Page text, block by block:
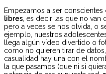
Empezamos a ser
libres , es decir las que no van
pero a veces se nos olvida, o
ejemplo, nuestros
llega algún vídeo divertido o
como no quieren tirar de
casualidad hay una con el
la que pasamos (que ni si